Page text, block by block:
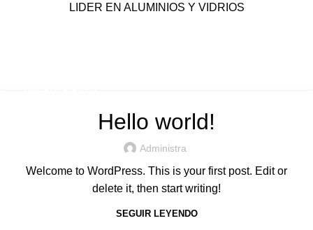
LIDER EN ALUMINIOS Y VIDRIOS
Hello world!
Administra
Welcome to WordPress. This is your first post. Edit or
delete it, then start writing!
SEGUIR LEYENDO